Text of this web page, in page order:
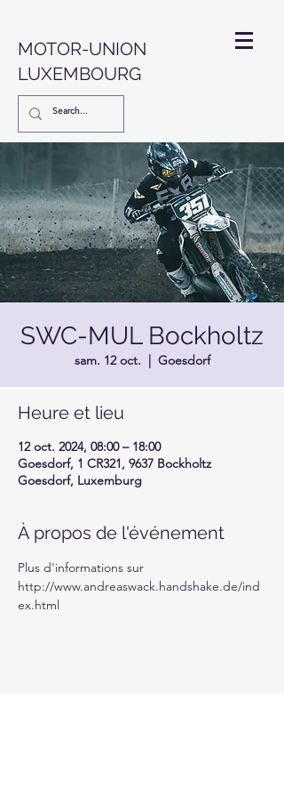
MOTOR-UNION
LUXEMBOURG
SWC-MUL Bockholtz
sam. 12 oct.
  |
Goesdorf
Heure et lieu
12 oct. 2024, 08:00 – 18:00
Goesdorf, 1 CR321, 9637 Bockholtz
Goesdorf, Luxemburg
À propos de l'événement
Plus d'informations sur
http://www.andreaswack.handshake.de/ind
ex.html